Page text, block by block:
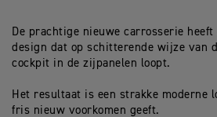
De prachtige nieuwe carrosserie
design dat op schitterende wijze van
cockpit in de zijpanelen loopt.
Het resultaat is een strakke moderne
fris nieuw voorkomen geeft.